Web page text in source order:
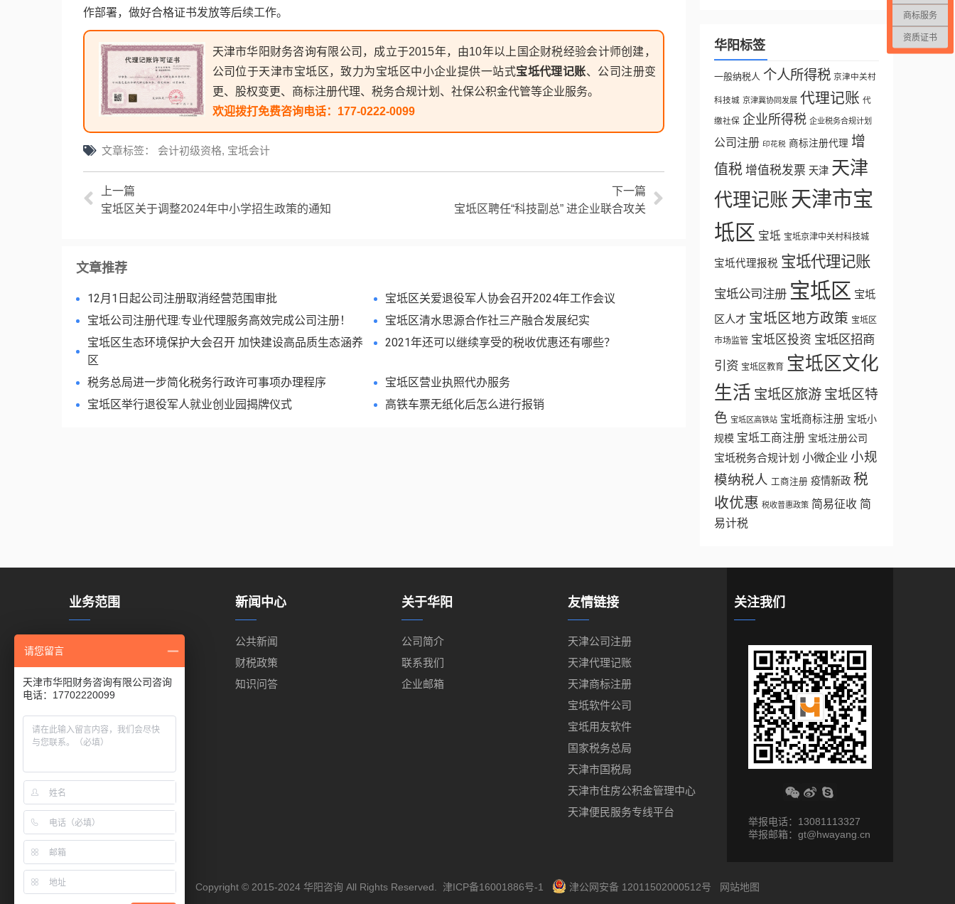
作部署，做好合格证书发放等后续工作。
天津市华阳财务咨询有限公司，成立于2015年，由10年以上国企财税经验会计师创建，
公司位于天津市宝坻区，致力为宝坻区中小企业提供一站式宝坻代理记账、公司注册变
更、股权变更、商标注册代理、税务合规计划、社保公积金代管等企业服务。
欢迎拨打免费咨询电话： 177-0222-0099
文章标签： 会计初级资格, 宝坻会计
上一篇
宝坻区关于调整2024年中小学招生政策的通知
下一篇
宝坻区聘任“科技副总” 进企业联合攻关
文章推荐
12月1日起公司注册取消经营范围审批
宝坻区关爱退役军人协会召开2024年工作会议
宝坻公司注册代理:专业代理服务高效完成公司注册！
宝坻区清水思源合作社三产融合发展纪实
宝坻区生态环境保护大会召开 加快建设高品质生态涵养
区
2021年还可以继续享受的税收优惠还有哪些？
税务总局进一步简化税务行政许可事项办理程序
宝坻区营业执照代办服务
宝坻区举行退役军人就业创业园揭牌仪式
高铁车票无纸化后怎么进行报销
华阳标签
一般纳税人 个人所得税 京津中关村
科技城 京津冀协同发展 代理记账 代
缴社保 企业所得税 企业税务合规计划
公司注册 印花税 商标注册代理 增
值税 增值税发票 天津 天津
代理记账 天津市宝
坻区 宝坻 宝坻京津中关村科技城
宝坻代理报税 宝坻代理记账
宝坻公司注册 宝坻区 宝坻
区人才 宝坻区地方政策 宝坻区
市场监管 宝坻区投资 宝坻区招商
引资 宝坻区教育 宝坻区文化
生活 宝坻区旅游 宝坻区特
色 宝坻区高铁站 宝坻商标注册 宝坻小
规模 宝坻工商注册 宝坻注册公司
宝坻税务合规计划 小微企业 小规
模纳税人 工商注册 疫情新政 税
收优惠 税收普惠政策 简易征收 简
易计税
业务范围
工商注册
商标注册
代缴公积金
代缴社保
新闻中心
公共新闻
财税政策
知识问答
关于华阳
公司简介
联系我们
企业邮箱
友情链接
天津公司注册
天津代理记账
天津商标注册
宝坻软件公司
宝坻用友软件
国家税务总局
天津市国税局
天津市住房公积金管理中心
天津便民服务专线平台
关注我们
举报电话：13081113327
举报邮箱：gt@hwayang.cn
Copyright © 2015-2024 华阳咨询 All Rights Reserved. 津ICP备16001886号-1 津公网安备 12011502000512号 网站地图
商标服务
资质证书
请您留言
天津市华阳财务咨询有限公司咨询
电话：17702220099